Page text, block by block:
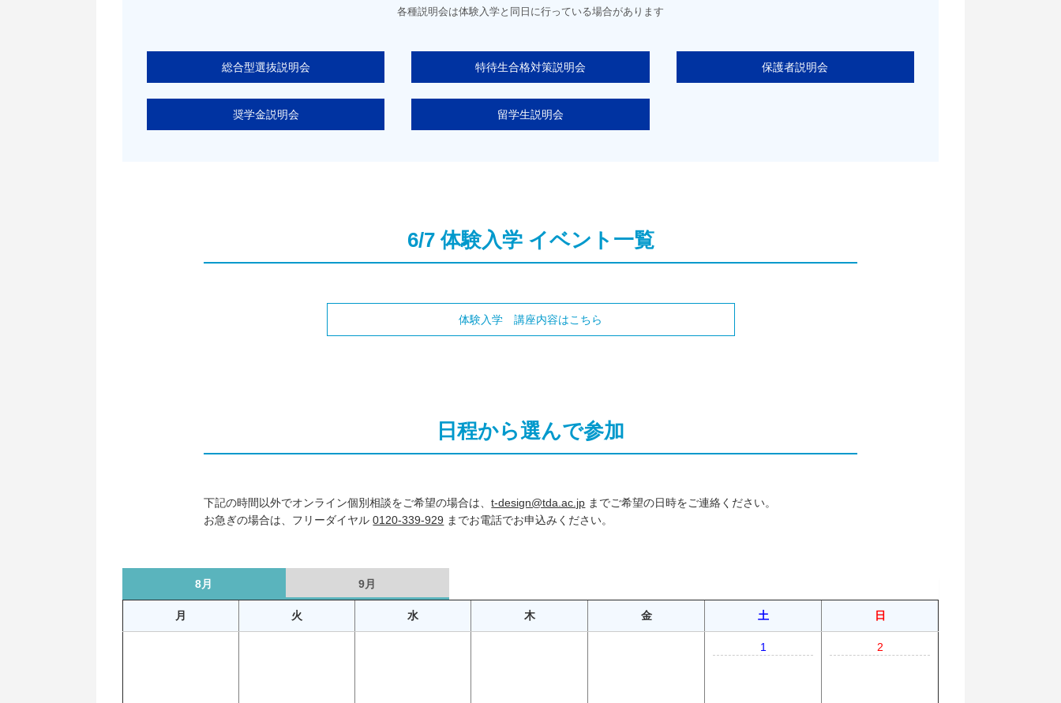
各種説明会は体験入学と同日に行っている場合があります
総合型選抜説明会 特待生合格対策説明会 保護者説明会
奨学金説明会 留学生説明会
6/7 体験入学 イベント一覧
体験入学 講座内容はこちら
日程から選んで参加
下記の時間以外でオンライン個別相談をご希望の場合は、t-design@tda.ac.jp までご希望の日時をご連絡ください。
お急ぎの場合は、フリーダイヤル0120-339-929 までお電話でお申込みください。
8月 9月
月 火 水 木 金 土 日
1 2